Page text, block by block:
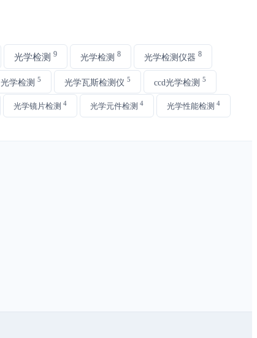
光学检测 9 光学检测 8 光学检测仪器 8
光学检测 5 光学瓦斯检测仪 5 ccd光学检测 5
光学镜片检测 4 光学元件检测 4 光学性能检测 4